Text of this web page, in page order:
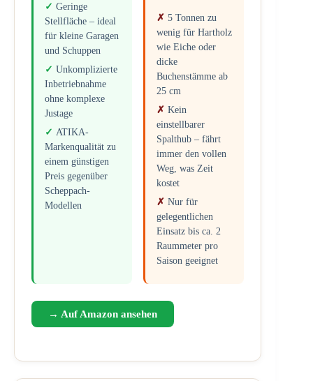
Geringe
Stellfläche – ideal
für kleine Garagen
und Schuppen
Unkomplizierte
Inbetriebnahme
ohne komplexe
Justage
ATIKA-
Markenqualität zu
einem günstigen
Preis gegenüber
Scheppach-
Modellen
5 Tonnen zu
wenig für Hartholz
wie Eiche oder
dicke
Buchenstämme ab
25 cm
Kein
einstellbarer
Spalthub – fährt
immer den vollen
Weg, was Zeit
kostet
Nur für
gelegentlichen
Einsatz bis ca. 2
Raummeter pro
Saison geeignet
→ Auf Amazon ansehen